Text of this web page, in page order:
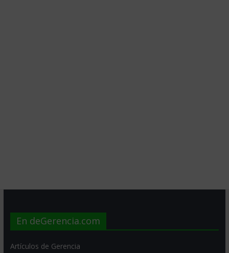
En deGerencia.com
Artículos de Gerencia